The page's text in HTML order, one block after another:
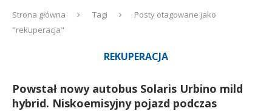
Strona główna Tagi
Posty otagowane jako
"rekuperacja"
REKUPERACJA
Powstał nowy autobus Solaris Urbino mild
hybrid. Niskoemisyjny pojazd podczas